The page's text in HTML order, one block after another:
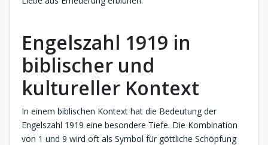
Engelszahl 1919 in
biblischer und
kultureller Kontext
In einem biblischen Kontext hat die Bedeutung der
Engelszahl 1919 eine besondere Tiefe. Die Kombination
von 1 und 9 wird oft als Symbol für göttliche Schöpfung